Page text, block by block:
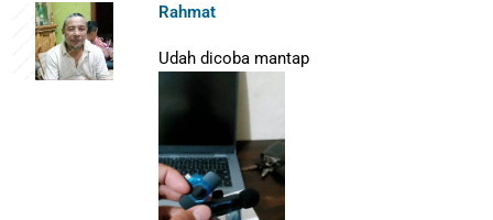
Rahmat
Udah dicoba mantap